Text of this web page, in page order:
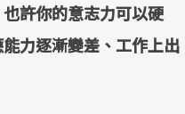
許你的意志力可以硬
力逐漸變差、工作上出
灣推動委員會」與「長
，「預防醫學」已成全民
健康革命！